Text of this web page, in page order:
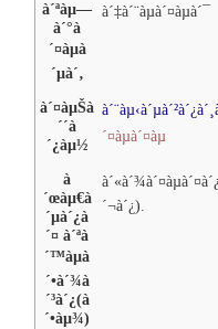
à´ªàµ—
à´°à
´¤àµà
´µà´‚
à´‡à´¨àµà´¤àµà´¯
à´¤àµŠà
´´à
´¿àµ½
´¤àµà´¤àµ
à
´œàµ€à
´µà´¿à
´¤ à´ªà
´™àµà
´•à´¾à
´³à´¿(à
´•àµ¾)
´¬à´¿).